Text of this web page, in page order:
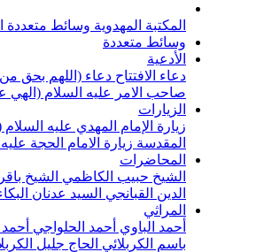
المكتبة المهدوية وسائط متعددة
وسائط متعددة
الأدعية
دعاء الافتتاح دعاء (اللهم بحق
صاحب الامر عليه السلام (الهي
الزيارات
زيارة الإمام المهدي عليه
المقدسة زيارة الامام الحجة
المحاضرات
الشيخ حبيب الكاظمي الشيخ
الدين القبانجي السيد عدنان
المراثي
أحمد الباوي أحمد الحلواجي
باسم الكربلائي الحاج جليل